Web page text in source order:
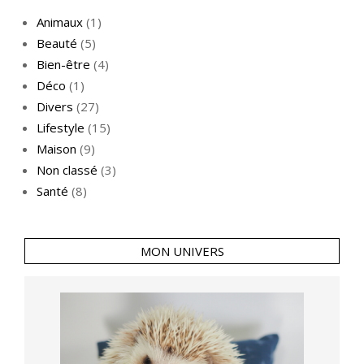
Animaux (1)
Beauté (5)
Bien-être (4)
Déco (1)
Divers (27)
Lifestyle (15)
Maison (9)
Non classé (3)
Santé (8)
MON UNIVERS